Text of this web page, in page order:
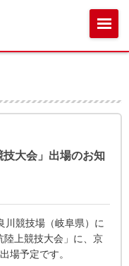
技大会」出場のお知
川競技場（岐阜県）に
陸上競技大会」に、京
場予定です。